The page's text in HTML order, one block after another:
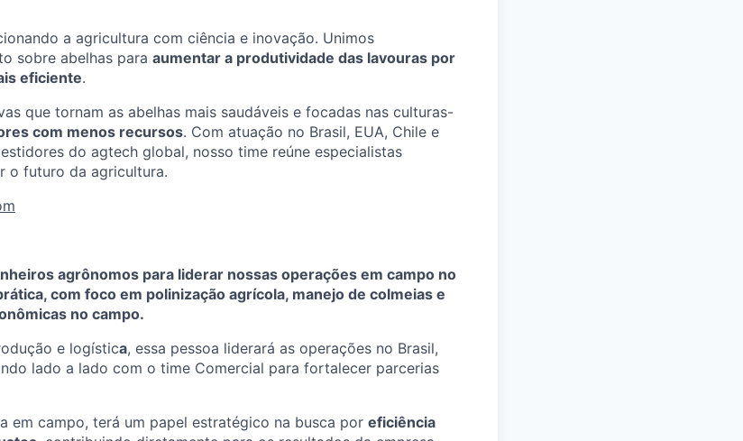
a agricultura com ciência e inovação. Unimos
sobre abelhas para aumentar a produtividade das lavouras por
eficiente.
que tornam as abelhas mais saudáveis e focadas nas culturas-
com menos recursos. Com atuação no Brasil, EUA, Chile e
do agtech global, nosso time reúne especialistas
o futuro da agricultura.
agrônomos para liderar nossas operações em campo no
com foco em polinização agrícola, manejo de colmeias e
no campo.
e logística, essa pessoa liderará as operações no Brasil,
lado a lado com o time Comercial para fortalecer parcerias
em campo, terá um papel estratégico na busca por eficiência